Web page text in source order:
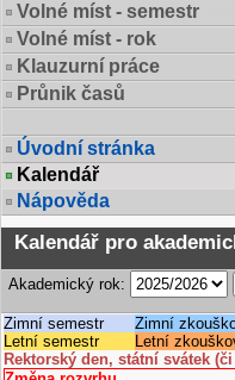
Volné míst - semestr
Volné míst - rok
Klauzurní práce
Průnik časů
Úvodní stránka
Kalendář
Nápověda
Kalendář pro
Akademický rok:
Zimní semestr Zimní
Letní semestr
Letní
Rektorský den, státní svátek